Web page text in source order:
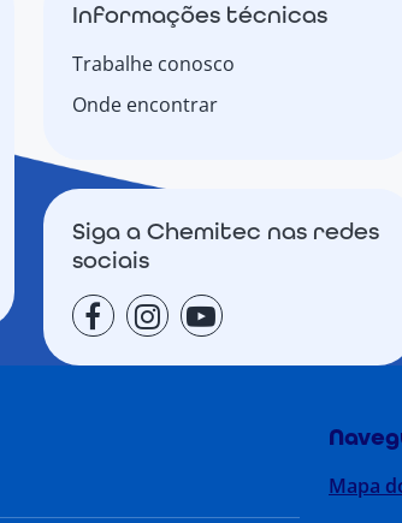
Informações técnicas
Trabalhe conosco
Onde encontrar
Siga a Chemitec nas redes
sociais
Mapa